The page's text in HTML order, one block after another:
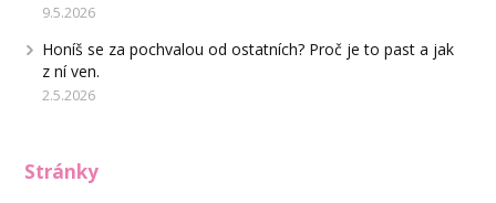
9.5.2026
Honíš se za pochvalou od ostatních? Proč je to past a jak
z ní ven.
2.5.2026
Stránky